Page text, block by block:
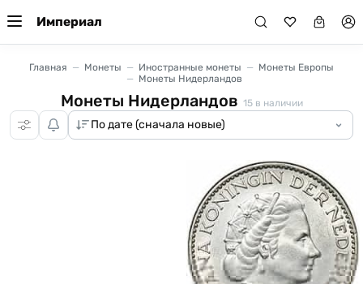
Империал
Главная Монеты Иностранные монеты
Монеты Европы
Монеты Нидерландов
Монеты Нидерландов 15в наличии